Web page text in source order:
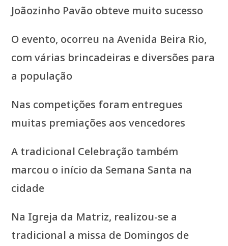
Joãozinho Pavão obteve muito sucesso
O evento, ocorreu na Avenida Beira Rio,
com várias brincadeiras e diversões para
a população
Nas competições foram entregues
muitas premiações aos vencedores
A tradicional Celebração também
marcou o início da Semana Santa na
cidade
Na Igreja da Matriz, realizou-se a
tradicional a missa de Domingos de